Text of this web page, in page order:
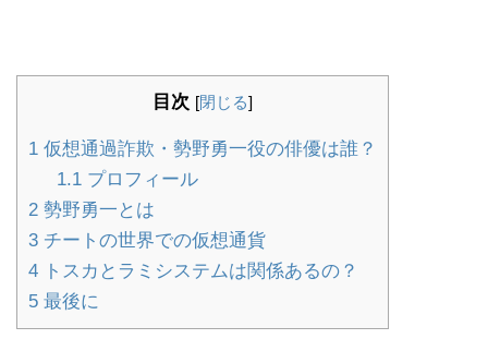
目次 [閉じる]
1 仮想通過詐欺・勢野勇一役の俳優は誰？
1.1プロフィール
2 勢野勇一とは
3 チートの世界での仮想通貨
4 トスカとラミシステムは関係あるの？
5 最後に